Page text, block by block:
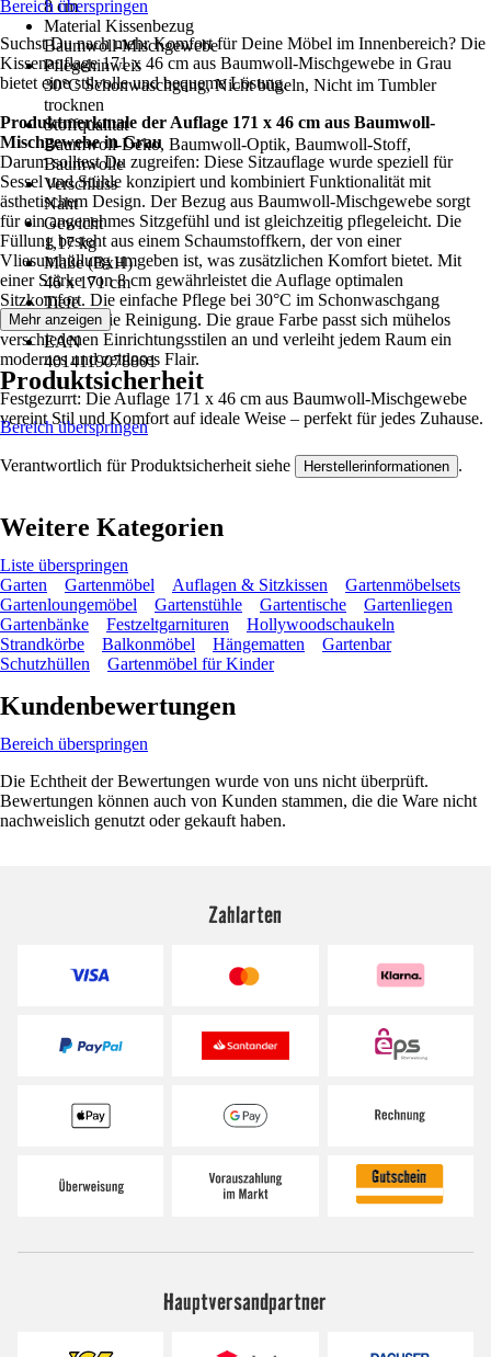
8 cm
Material Kissenbezug
Baumwoll-Mischgewebe
Pflegehinweis
30°C Schonwaschgang, Nicht bügeln, Nicht im Tumbler
trocknen
Stoffqualität
Baumwoll-Deko, Baumwoll-Optik, Baumwoll-Stoff,
Baumwolle
Verschluss
Naht
Gewicht
1,17 kg
Maße (BxH)
46 x 171 cm
Tiefe
171 cm
EAN
4014119078801
Bereich überspringen
Suchst Du nach mehr Komfort für Deine Möbel im Innenbereich? Die
Kissenauflage 171 x 46 cm aus Baumwoll-Mischgewebe in Grau
bietet eine stilvolle und bequeme Lösung.
Produktmerkmale der Auflage 171 x 46 cm aus Baumwoll-
Mischgewebe in Grau
Darum solltest Du zugreifen: Diese Sitzauflage wurde speziell für
Sessel und Stühle konzipiert und kombiniert Funktionalität mit
ästhetischem Design. Der Bezug aus Baumwoll-Mischgewebe sorgt
für ein angenehmes Sitzgefühl und ist gleichzeitig pflegeleicht. Die
Füllung besteht aus einem Schaumstoffkern, der von einer
Vliesumhüllung umgeben ist, was zusätzlichen Komfort bietet. Mit
einer Stärke von 8 cm gewährleistet die Auflage optimalen
Sitzkomfort. Die einfache Pflege bei 30°C im Schonwaschgang
erleichtert Dir die Reinigung. Die graue Farbe passt sich mühelos
verschiedenen Einrichtungsstilen an und verleiht jedem Raum ein
modernes und zeitloses Flair.
Festgezurrt: Die Auflage 171 x 46 cm aus Baumwoll-Mischgewebe
vereint Stil und Komfort auf ideale Weise – perfekt für jedes Zuhause.
Mehr anzeigen
Produktsicherheit
Bereich überspringen
Verantwortlich für Produktsicherheit siehe Herstellerinformationen .
Weitere Kategorien
Liste überspringen
Garten
Gartenmöbel Auflagen & Sitzkissen
Gartenmöbelsets
Gartenloungemöbel
Gartenstühle Gartentische
Gartenliegen
Gartenbänke
Festzeltgarnituren
Hollywoodschaukeln
Strandkörbe
Balkonmöbel Hängematten
Gartenbar
Schutzhüllen
Gartenmöbel für Kinder
Kundenbewertungen
Bereich überspringen
Die Echtheit der Bewertungen wurde von uns nicht überprüft.
Bewertungen können auch von Kunden stammen, die die Ware nicht
nachweislich genutzt oder gekauft haben.
Zahlarten
Hauptversandpartner